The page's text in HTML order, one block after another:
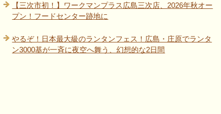
【三次市初！】ワークマンプラス広島三次店、2026年秋オー
プン！フードセンター跡地に
やるぞ！日本最大級のランタンフェス！広島・庄原でランタ
ン3000基が一斉に夜空へ舞う、幻想的な2日間